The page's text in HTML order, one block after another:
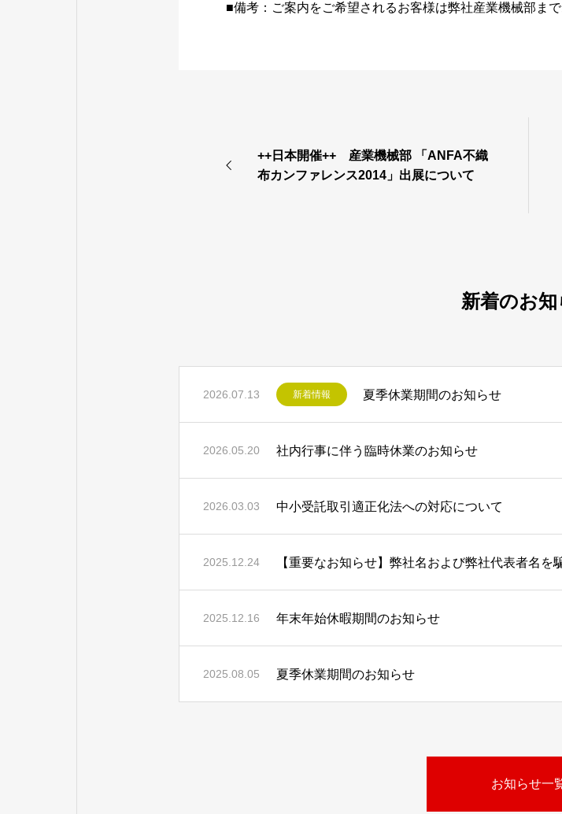
■備考：ご案内をご希望されるお客様は弊社産業機械部まで
++日本開催++ 産業機械部 「ANFA不織
布カンファレンス2014」出展について
新着のお
2026.07.13 新着情報 夏季休業期間のお知らせ
2026.05.20 社内行事に伴う臨時休業のお知らせ
2026.03.03 中小受託取引適正化法への対応について
2025.12.24
2025.12.16 年末年始休暇期間のお知らせ
2025.08.05 夏季休業期間のお知らせ
お知らせ一